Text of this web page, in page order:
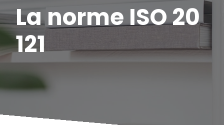
La norme ISO 20
121